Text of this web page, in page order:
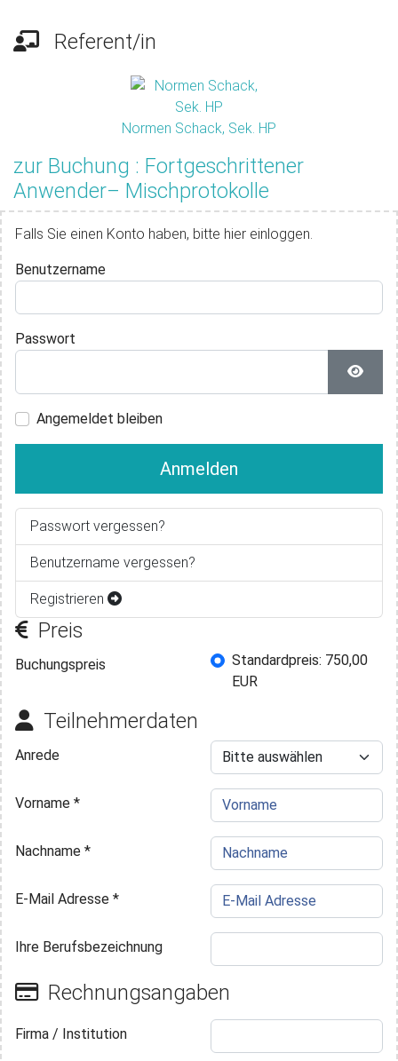
Referent/in
Normen Schack, Sek. HP
zur Buchung : Fortgeschrittener
Anwender– Mischprotokolle
Falls Sie einen Konto haben, bitte hier einloggen.
Benutzername
Passwort
Angemeldet bleiben
Anmelden
Passwort vergessen?
Benutzername vergessen?
Registrieren
Preis
Buchungspreis Buchungspreis
Standardpreis: 750,00
EUR
Teilnehmerdaten
Anrede
Vorname *
Nachname *
E-Mail Adresse *
Ihre Berufsbezeichnung
Rechnungsangaben
Firma / Institution